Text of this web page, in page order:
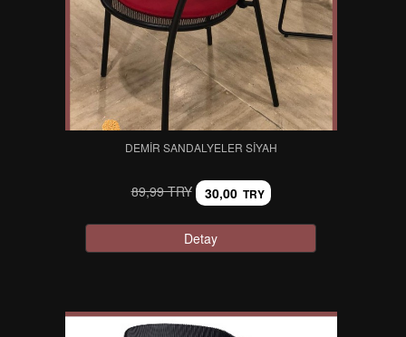
DEMIR SANDALYELER SIYAH
89,99 TRY 30,00 TRY
Detay